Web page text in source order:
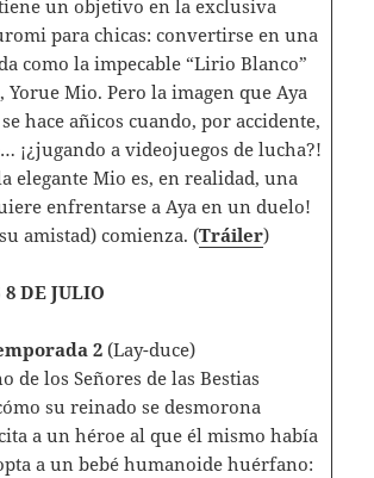
un objetivo en la exclusiva
para chicas: convertirse en una
como la impecable “Lirio Blanco”
Yorue Mio. Pero la imagen que Aya
hace añicos cuando, por accidente,
¡¿jugando a videojuegos de lucha?!
elegante Mio es, en realidad, una
enfrentarse a Aya en un duelo!
amistad) comienza. (Tráiler)
DE JULIO
2 (Lay-duce)
de los Señores de las Bestias
su reinado se desmorona
a un héroe al que él mismo había
a un bebé humanoide huérfano: